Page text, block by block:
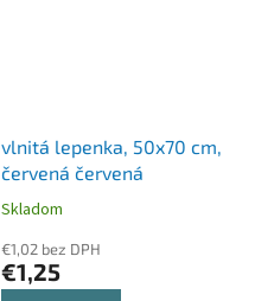
vlnitá lepenka, 50x70 cm,
červená červená
Skladom
€1,02 bez DPH
€1,25